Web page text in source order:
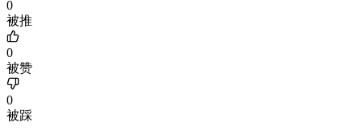
0
被推
0
被赞
0
被踩